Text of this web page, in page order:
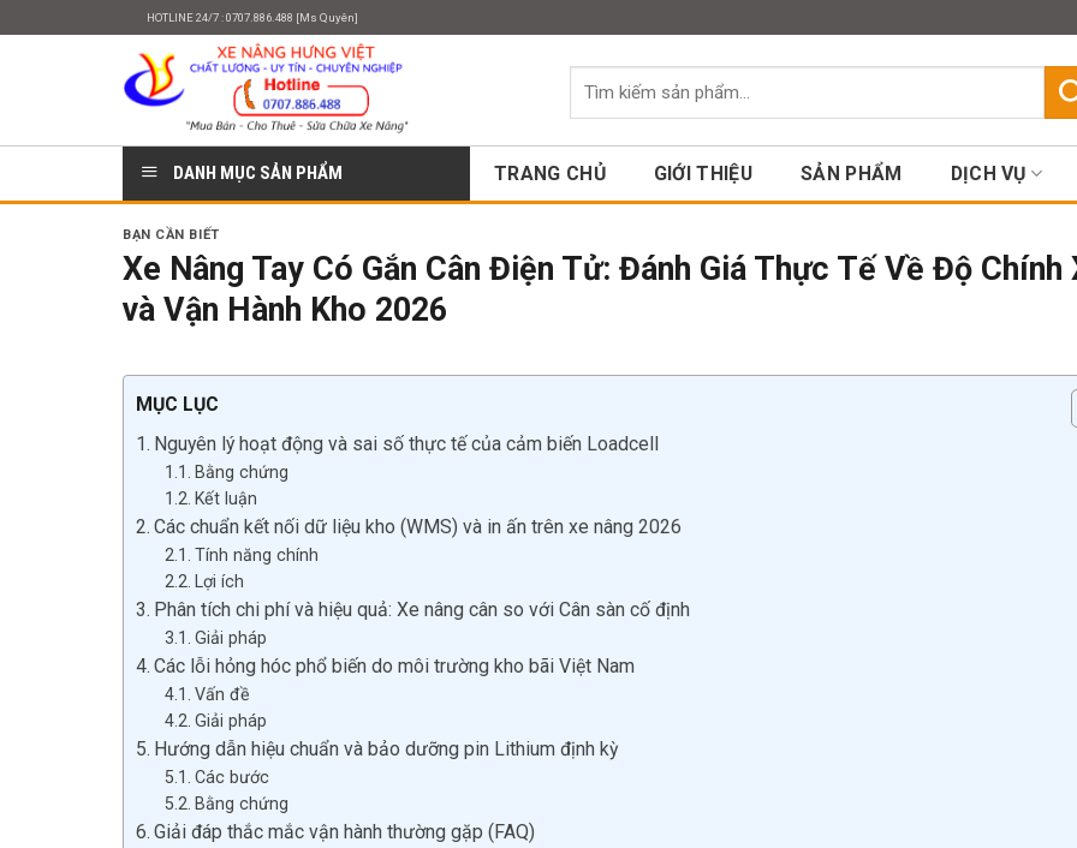
HOTLINE 24/7 : 0707.886.488 [Ms Quyên]
Tìm
DANH MỤC SẢN PHẨM
TRANG CHỦ GIỚI THIỆU SẢN PHẨM DỊCH VỤ
BẠN CẦN BIẾT
Xe Nâng Tay Có Gắn Cân Điện Tử: Đánh Giá Thực Tế Về Độ Chính
và Vận Hành Kho 2026
MỤC LỤC
Nguyên lý hoạt động và sai số thực tế của cảm biến Loadcell
Bằng chứng
Kết luận
Các chuẩn kết nối dữ liệu kho (WMS) và in ấn trên xe nâng 2026
Tính năng chính
Lợi ích
Phân tích chi phí và hiệu quả: Xe nâng cân so với Cân sàn cố định
Giải pháp
Các lỗi hỏng hóc phổ biến do môi trường kho bãi Việt Nam
Vấn đề
Giải pháp
Hướng dẫn hiệu chuẩn và bảo dưỡng pin Lithium định kỳ
Các bước
Bằng chứng
Giải đáp thắc mắc vận hành thường gặp (FAQ)